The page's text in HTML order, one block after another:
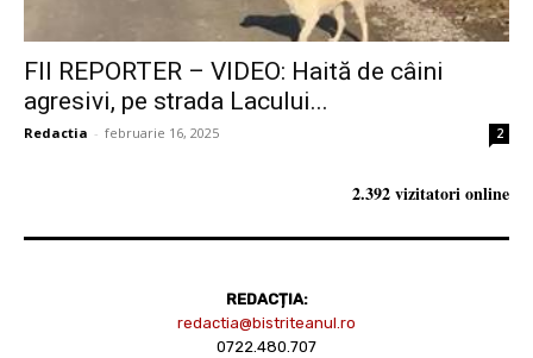
FII REPORTER – VIDEO: Haită de câini
agresivi, pe strada Lacului...
Redactia - februarie 16, 2025 2
2.392 vizitatori online
REDACȚIA:
redactia@bistriteanul.ro
0722.480.707